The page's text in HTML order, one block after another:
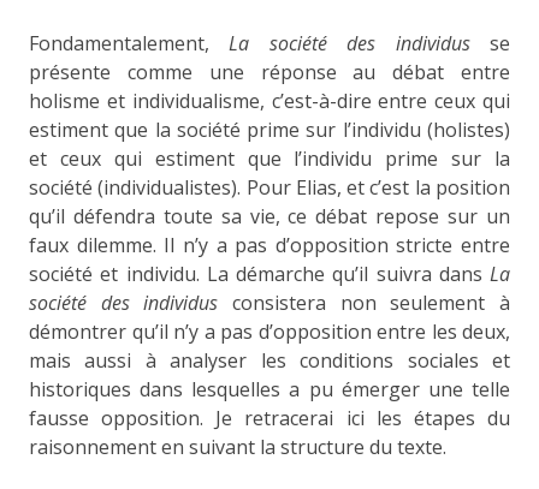
Fondamentalement,La société des individusse
présente comme une réponse au débat entre
holisme et individualisme, c’est-à-dire entre ceux qui
estiment que la société prime sur l’individu (holistes)
et ceux qui estiment que l’individu prime sur la
société (individualistes). Pour Elias, et c’est la position
qu’il défendra toute sa vie, ce débat repose sur un
faux dilemme. Il n’y a pas d’opposition stricte entre
société et individu. La démarche qu’il suivra dans La
société des individus consistera non seulement à
démontrer qu’il n’y a pas d’opposition entre les deux,
mais aussi à analyser les conditions sociales et
historiques dans lesquelles a pu émerger une telle
fausse opposition. Je retracerai ici les étapes du
raisonnement en suivant la structure du texte.